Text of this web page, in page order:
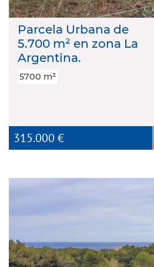
Parcela Urbana de
5.700 m² en zona La
Argentina.
5700 m²
315.000 €